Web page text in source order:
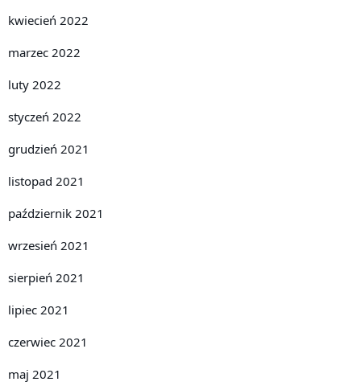
kwiecień 2022
marzec 2022
luty 2022
styczeń 2022
grudzień 2021
listopad 2021
październik 2021
wrzesień 2021
sierpień 2021
lipiec 2021
czerwiec 2021
maj 2021